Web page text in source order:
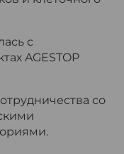
с
AGESTOP
со